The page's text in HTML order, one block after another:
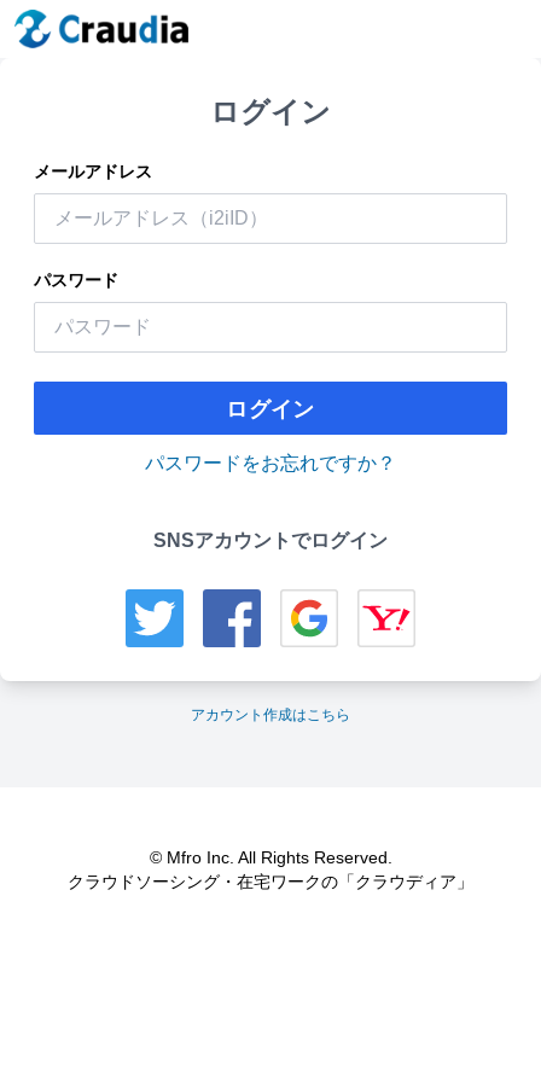
ログイン
メールアドレス
パスワード
ログイン
パスワードをお忘れですか？
SNSアカウントでログイン
アカウント作成はこちら
© Mfro Inc. All Rights Reserved.
クラウドソーシング・在宅ワークの「クラウディア」